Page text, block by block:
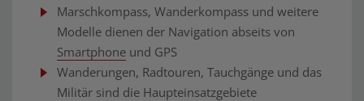
Marschkompass, Wanderkompass und weitere
Modelle dienen der Navigation abseits von
Smartphone und GPS
Wanderungen, Radtouren, Tauchgänge und das
Militär sind die Haupteinsatzgebiete